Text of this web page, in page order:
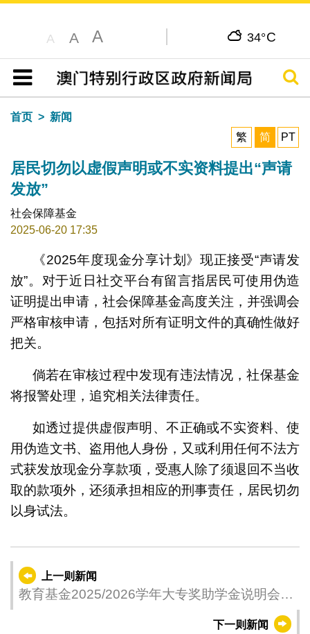
A A A 34°C
目录
搜寻
首页
新闻
繁
简 PT
居民切勿以虚假声明或不实资料提出“声请
发放”
社会保障基金
2025-06-20 17:35
《2025年度现金分享计划》现正接受“声请发
放”。对于近日社交平台有留言指居民可使用伪造
证明提出申请，社会保障基金高度关注，并强调会
严格审核申请，包括对所有证明文件的真确性做好
把关。
倘若在审核过程中发现有违法情况，社保基金
将报警处理，追究相关法律责任。
如透过提供虚假声明、不正确或不实资料、使
用伪造文书、盗用他人身份，又或利用任何不法方
式获发放现金分享款项，受惠人除了须退回不当收
取的款项外，还须承担相应的刑事责任，居民切勿
以身试法。
上一则新闻
教育基金2025/2026学年大专奖助学金说明会圆
下一则新闻